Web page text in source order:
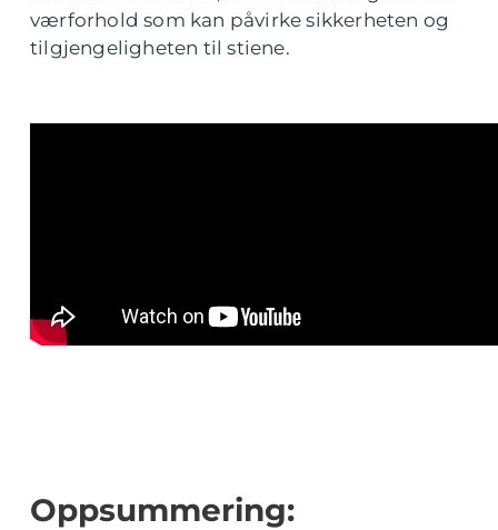
værforhold som kan påvirke sikkerheten og
tilgjengeligheten til stiene.
Oppsummering: